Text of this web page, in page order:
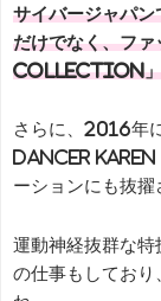
サイバージャパン
だけでなく、フ
COLLECTION」
さらに、2016年
DANCER
ーションにも抜擢
運動神経抜群な特
の仕事もしており